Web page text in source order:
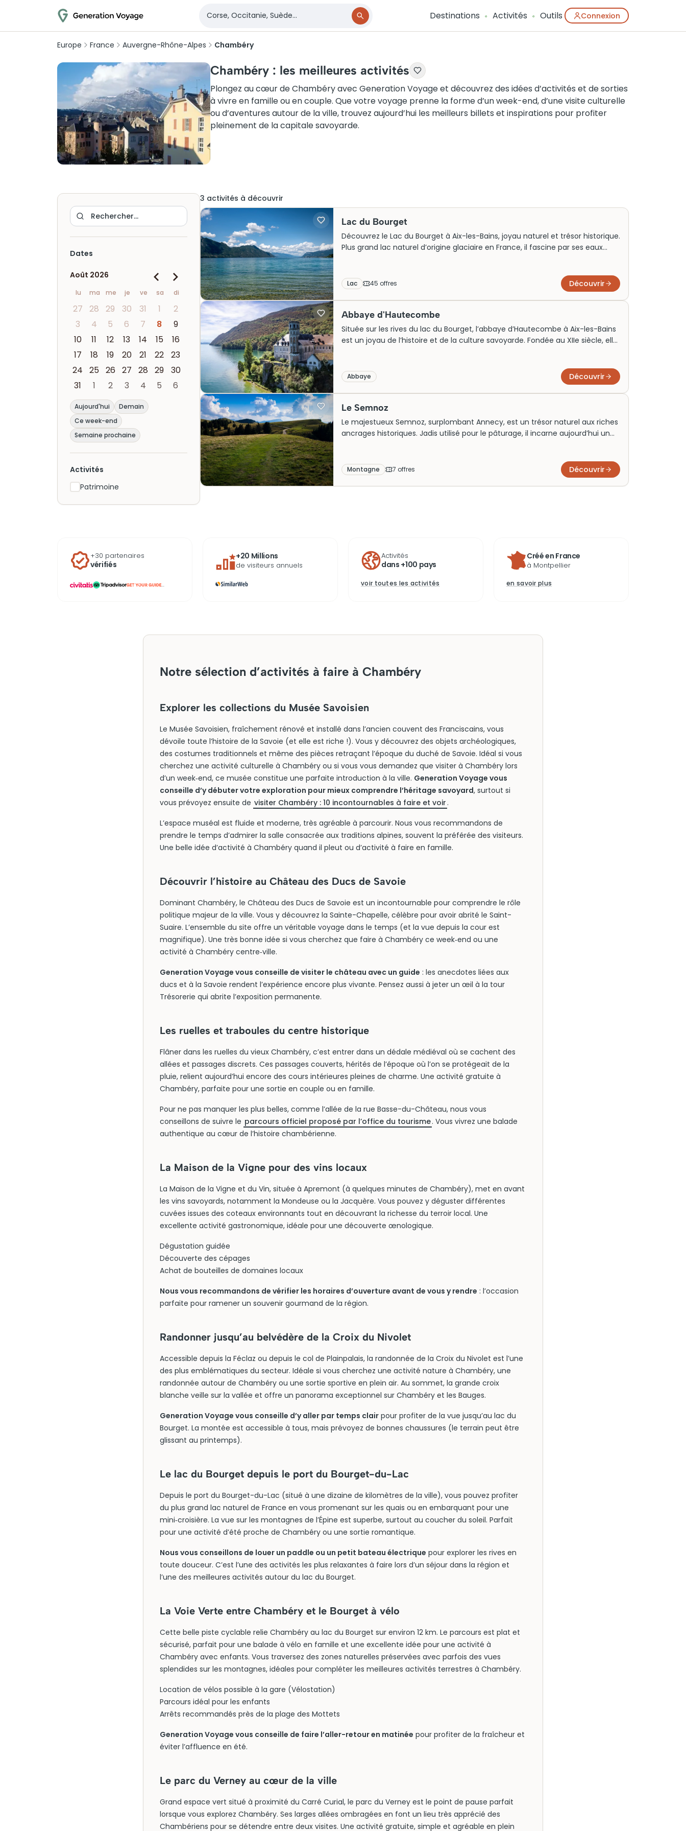
Destinations Activités Outils Connexion
Europe France Auvergne-Rhône-Alpes Chambéry
Chambéry : les meilleures activités
Plongez au cœur de Chambéry avec Generation Voyage et découvrez des idées d’activités et de sorties
à vivre en famille ou en couple. Que votre voyage prenne la forme d’un week-end, d’une visite culturelle
ou d’aventures autour de la ville, trouvez aujourd’hui les meilleurs billets et inspirations pour profiter
pleinement de la capitale savoyarde.
Dates
Août 2026
lu ma me je ve sa di
27 28 29 30 31 1
2
3
4 5 6 7 8
9
10
11 12 13 14 15
16
17
18 19 20 21 22
23
24
25 26 27 28 29
30
31
1 2 3 4 5 6
Aujourd'hui
Demain
Ce week-end
Semaine prochaine
Activités
Patrimoine
3 activités à découvrir
Lac du Bourget
Découvrez le Lac du Bourget à Aix-les-Bains, joyau naturel et trésor historique.
Plus grand lac naturel d’origine glaciaire en France, il fascine par ses eaux
Lac 45 offres Découvrir
Abbaye d'Hautecombe
Située sur les rives du lac du Bourget, l’abbaye d’Hautecombe à Aix-les-Bains
est un joyau de l’histoire et de la culture savoyarde. Fondée au XIIe siècle, elle
par ses sculptures délicates et son cadre naturel paisible. Assurez-vous
d’acheter vos billets à l’avance pour profiter pleinement de cette visite
incontournable.
Abbaye Découvrir
Le Semnoz
Le majestueux Semnoz, surplombant Annecy, est un trésor naturel aux riches
ancrages historiques. Jadis utilisé pour le pâturage, il incarne aujourd’hui un
d’aventure. Sa popularité ne cesse de croître, offrant une évasion inoubliable.
Montagne 7 offres Découvrir
+30 partenaires
vérifiés
...
+20 Millions
de visiteurs annuels
Activités
dans +100 pays
voir toutes les activités
Créé en France
à Montpellier
en savoir plus
Notre sélection d’activités à faire à Chambéry
Explorer les collections du Musée Savoisien
Le Musée Savoisien, fraîchement rénové et installé dans l’ancien couvent des Franciscains, vous
dévoile toute l’histoire de la Savoie (et elle est riche !). Vous y découvrez des objets archéologiques,
des costumes traditionnels et même des pièces retraçant l’époque du duché de Savoie. Idéal si vous
cherchez une activité culturelle à Chambéry ou si vous vous demandez que visiter à Chambéry lors
d’un week‑end, ce musée constitue une parfaite introduction à la ville. Generation Voyage vous
conseille d’y débuter votre exploration pour mieux comprendre l’héritage savoyard, surtout si
vous prévoyez ensuite de visiter Chambéry : 10 incontournables à faire et voir .
L’espace muséal est fluide et moderne, très agréable à parcourir. Nous vous recommandons de
prendre le temps d’admirer la salle consacrée aux traditions alpines, souvent la préférée des visiteurs.
Une belle idée d’activité à Chambéry quand il pleut ou d’activité à faire en famille.
Découvrir l’histoire au Château des Ducs de Savoie
Dominant Chambéry, le Château des Ducs de Savoie est un incontournable pour comprendre le rôle
politique majeur de la ville. Vous y découvrez la Sainte-Chapelle, célèbre pour avoir abrité le Saint-
Suaire. L’ensemble du site offre un véritable voyage dans le temps (et la vue depuis la cour est
magnifique). Une très bonne idée si vous cherchez que faire à Chambéry ce week‑end ou une
activité à Chambéry centre‑ville.
Generation Voyage vous conseille de visiter le château avec un guide : les anecdotes liées aux
ducs et à la Savoie rendent l’expérience encore plus vivante. Pensez aussi à jeter un œil à la tour
Trésorerie qui abrite l’exposition permanente.
Les ruelles et traboules du centre historique
Flâner dans les ruelles du vieux Chambéry, c’est entrer dans un dédale médiéval où se cachent des
allées et passages discrets. Ces passages couverts, hérités de l’époque où l’on se protégeait de la
pluie, relient aujourd’hui encore des cours intérieures pleines de charme. Une activité gratuite à
Chambéry, parfaite pour une sortie en couple ou en famille.
Pour ne pas manquer les plus belles, comme l’allée de la rue Basse-du-Château, nous vous
conseillons de suivre le parcours officiel proposé par l’office du tourisme. Vous vivrez une balade
authentique au cœur de l’histoire chambérienne.
La Maison de la Vigne pour des vins locaux
La Maison de la Vigne et du Vin, située à Apremont (à quelques minutes de Chambéry), met en avant
les vins savoyards, notamment la Mondeuse ou la Jacquère. Vous pouvez y déguster différentes
cuvées issues des coteaux environnants tout en découvrant la richesse du terroir local. Une
excellente activité gastronomique, idéale pour une découverte œnologique.
Dégustation guidée
Découverte des cépages
Achat de bouteilles de domaines locaux
Nous vous recommandons de vérifier les horaires d’ouverture avant de vous y rendre : l’occasion
parfaite pour ramener un souvenir gourmand de la région.
Randonner jusqu’au belvédère de la Croix du Nivolet
Accessible depuis la Féclaz ou depuis le col de Plainpalais, la randonnée de la Croix du Nivolet est l’une
des plus emblématiques du secteur. Idéale si vous cherchez une activité nature à Chambéry, une
randonnée autour de Chambéry ou une sortie sportive en plein air. Au sommet, la grande croix
blanche veille sur la vallée et offre un panorama exceptionnel sur Chambéry et les Bauges.
Generation Voyage vous conseille d’y aller par temps clair pour profiter de la vue jusqu’au lac du
Bourget. La montée est accessible à tous, mais prévoyez de bonnes chaussures (le terrain peut être
glissant au printemps).
Le lac du Bourget depuis le port du Bourget-du-Lac
Depuis le port du Bourget-du-Lac (situé à une dizaine de kilomètres de la ville), vous pouvez profiter
du plus grand lac naturel de France en vous promenant sur les quais ou en embarquant pour une
mini‑croisière. La vue sur les montagnes de l’Épine est superbe, surtout au coucher du soleil. Parfait
pour une activité d’été proche de Chambéry ou une sortie romantique.
Nous vous conseillons de louer un paddle ou un petit bateau électrique pour explorer les rives en
toute douceur. C’est l’une des activités les plus relaxantes à faire lors d’un séjour dans la région et
l’une des meilleures activités autour du lac du Bourget.
La Voie Verte entre Chambéry et le Bourget à vélo
Cette belle piste cyclable relie Chambéry au lac du Bourget sur environ 12 km. Le parcours est plat et
sécurisé, parfait pour une balade à vélo en famille et une excellente idée pour une activité à
Chambéry avec enfants. Vous traversez des zones naturelles préservées avec parfois des vues
splendides sur les montagnes, idéales pour compléter les meilleures activités terrestres à Chambéry.
Location de vélos possible à la gare (Vélostation)
Parcours idéal pour les enfants
Arrêts recommandés près de la plage des Mottets
Generation Voyage vous conseille de faire l’aller-retour en matinée pour profiter de la fraîcheur et
éviter l’affluence en été.
Le parc du Verney au cœur de la ville
Grand espace vert situé à proximité du Carré Curial, le parc du Verney est le point de pause parfait
lorsque vous explorez Chambéry. Ses larges allées ombragées en font un lieu très apprécié des
Chambériens pour se détendre entre deux visites. Une activité gratuite, simple et agréable en plein